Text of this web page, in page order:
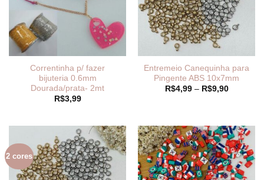
Correntinha p/ fazer
bijuteria 0.6mm
Dourada/prata- 2mt
R$3,99
Entremeio Canequinha para
Pingente ABS 10x7mm
R$4,99 – R$9,90Faixa
R$9,90
2 cores